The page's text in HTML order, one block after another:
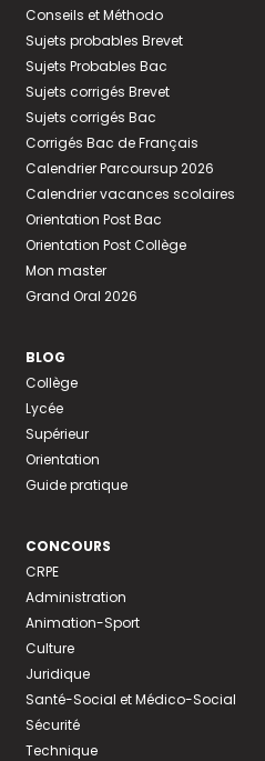
Conseils et Méthodo
Sujets probables Brevet
Sujets Probables Bac
Sujets corrigés Brevet
Sujets corrigés Bac
Corrigés Bac de Français
Calendrier Parcoursup 2026
Calendrier vacances scolaires
Orientation Post Bac
Orientation Post Collège
Mon master
Grand Oral 2026
BLOG
Collège
Lycée
Supérieur
Orientation
Guide pratique
CONCOURS
CRPE
Administration
Animation-Sport
Culture
Juridique
Santé-Social et Médico-Social
Sécurité
Technique